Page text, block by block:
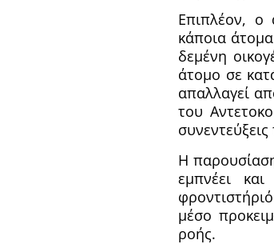
Επιπλέον, ο
κάποια
δεμένη
άτομο σε
απαλλαγεί
του
συνεντεύξεις
Η
εμπνέει
μέσο
ροής.